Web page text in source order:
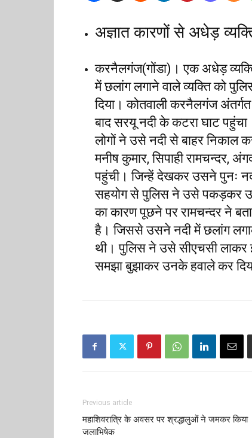
अज्ञात कारणों से अधेड़
करनैलगंज(गोंडा)। एक अधेड़
में छलांग लगाने वाले व्यक्ति को
दिया। कोतवाली करनैलगंज अंतर्गत
बाद सरयू नदी के कटरा घाट
लोगों ने उसे नदी से बाहर निकाल
मनीष कुमार, सिपाही रामचन्दर,
पहुंची। जिन्हें देखकर उसने पुनः
सहयोग से पुलिस ने उसे पकड़कर
का कारण पूछने पर रामचन्दर ने
है। जिससे उसने नदी में छलांग
थी। पुलिस ने उसे सीएचसी लाकर
समझा बुझाकर उनके हवाले कर
Previous article
महाशिवरात्रि के अवसर पर श्रद्धालुओं ने जमकर किया
जलाभिषेक